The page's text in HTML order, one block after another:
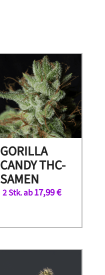
GORILLA
CANDY THC-
SAMEN
2 Stk. ab17,99€